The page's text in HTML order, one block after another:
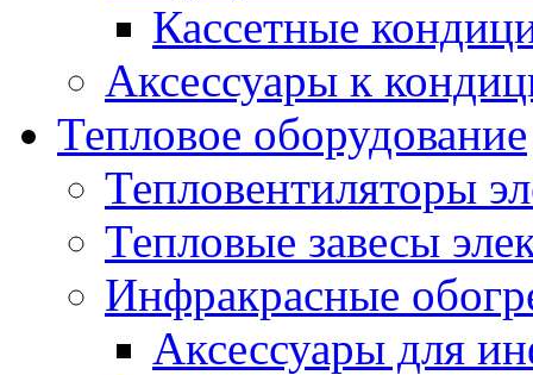
Кассетные
Аксессуары к
Тепловое оборудование
Тепловентиляторы
Тепловые завесы
Инфракрасные
Аксессуары для